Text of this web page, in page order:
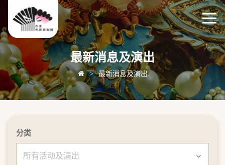
最新消息及演出
> 最新消息及演出
分类